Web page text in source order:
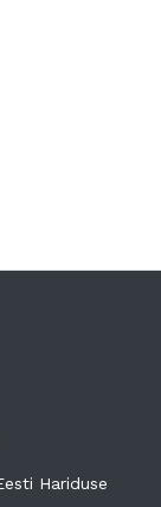
Hariduse